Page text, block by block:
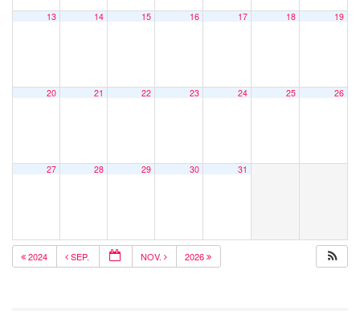
13 14 15 16 17 18 19
20 21 22 23 24 25 26
27 28 29 30 31
2024 SEP. NOV. 2026